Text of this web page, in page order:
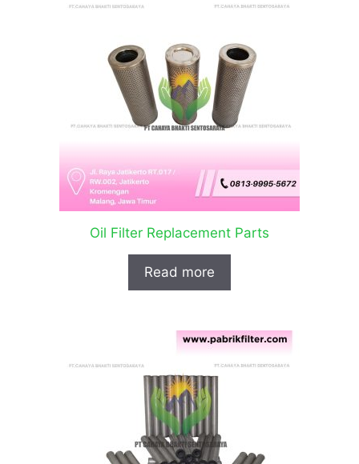
Oil Filter Replacement Parts
Read more